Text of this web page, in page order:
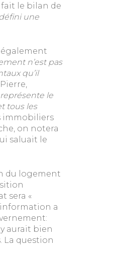
le bilan de
une
également
n’est pas
qu’il
le
tous les
immobiliers
on notera
saluait le
du logement
sera «
a
aurait bien
La question